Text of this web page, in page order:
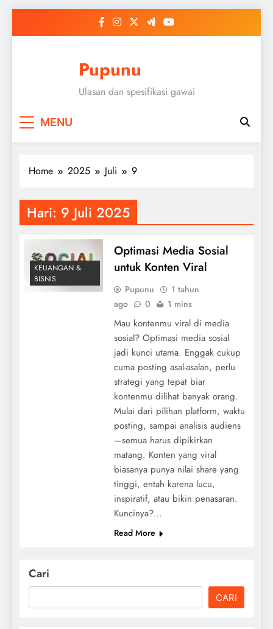
Pupunu
Ulasan dan spesifikasi gawai
MENU
Home 2025 Juli 9
Hari: 9 Juli 2025
KEUANGAN &
BISNIS
Optimasi Media Sosial
untuk Konten Viral
Pupunu
1 tahun
ago
0 1 mins
Mau kontenmu viral di media
sosial? Optimasi media sosial
jadi kunci utama. Enggak cukup
cuma posting asal-asalan, perlu
strategi yang tepat biar
kontenmu dilihat banyak orang.
Mulai dari pilihan platform, waktu
posting, sampai analisis audiens
—semua harus dipikirkan
matang. Konten yang viral
biasanya punya nilai share yang
tinggi, entah karena lucu,
inspiratif, atau bikin penasaran.
Kuncinya?…
Read More
Cari
CARI